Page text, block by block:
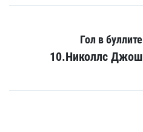
Гол в буллите
10.Николлс Джош